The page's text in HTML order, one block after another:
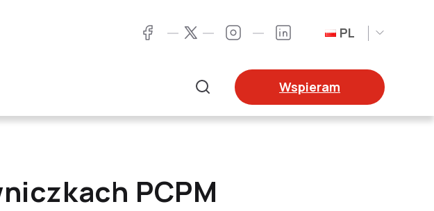
FacebookTwitter InstagramLinkedIn PL
Wspieram
PCPM